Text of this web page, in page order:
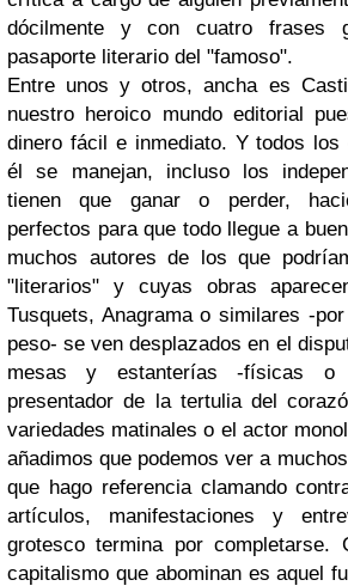
dócilmente y con cuatro frases
pasaporte literario del "famoso".
Entre unos y otros, ancha es
nuestro heroico mundo editorial
dinero fácil e inmediato. Y todos los
él se manejan, incluso los
tienen que ganar o perder,
perfectos para que todo llegue a
muchos autores de los que
"literarios" y cuyas obras
Tusquets, Anagrama o similares -
peso- se ven desplazados en el
mesas y estanterías -físicas o
presentador de la tertulia del
variedades matinales o el actor
añadimos que podemos ver a
que hago referencia clamando
artículos, manifestaciones y
grotesco termina por completarse.
capitalismo que abominan es aquel